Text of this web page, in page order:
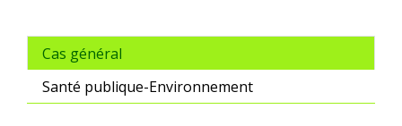
Cas général
Santé publique-Environnement